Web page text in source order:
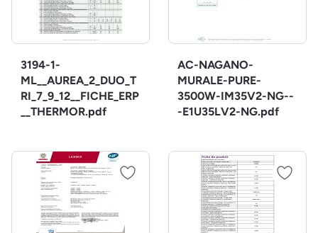
3194-1-
ML__AUREA_2_DUO_T
RI_7_9_12__FICHE_ERP
__THERMOR.pdf
AC-NAGANO-
MURALE-PURE-
3500W-IM35V2-NG--
-E1U35LV2-NG.pdf